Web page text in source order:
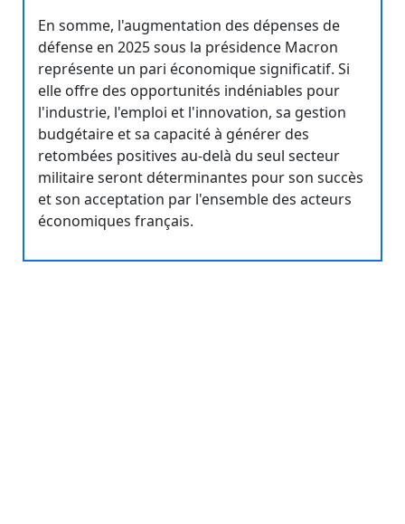
En somme, l'augmentation des dépenses de
défense en 2025 sous la présidence Macron
représente un pari économique significatif. Si
elle offre des opportunités indéniables pour
l'industrie, l'emploi et l'innovation, sa gestion
budgétaire et sa capacité à générer des
retombées positives au-delà du seul secteur
militaire seront déterminantes pour son succès
et son acceptation par l'ensemble des acteurs
économiques français.